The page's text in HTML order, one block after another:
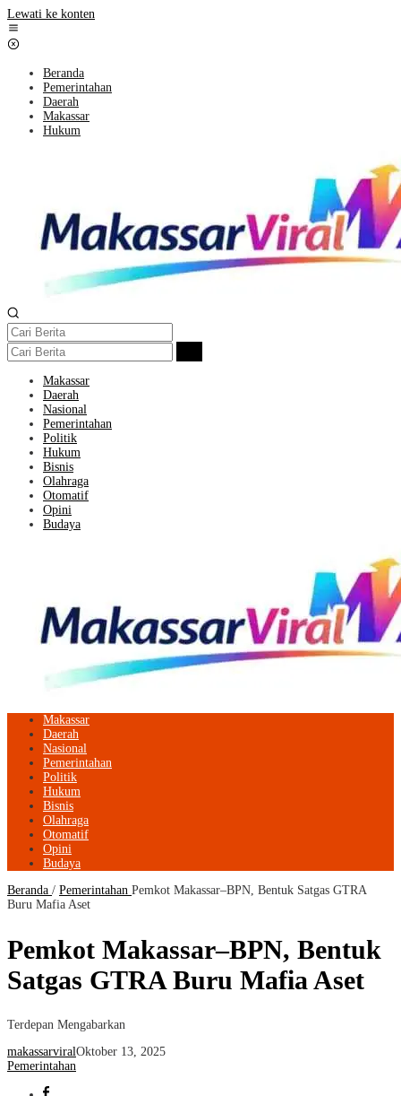
Lewati ke konten
Beranda
Pemerintahan
Daerah
Makassar
Hukum
Makassar
Daerah
Nasional
Pemerintahan
Politik
Hukum
Bisnis
Olahraga
Otomatif
Opini
Budaya
Makassar
Daerah
Nasional
Pemerintahan
Politik
Hukum
Bisnis
Olahraga
Otomatif
Opini
Budaya
Beranda / Pemerintahan Pemkot Makassar–BPN, Bentuk Satgas GTRA
Buru Mafia Aset
Pemkot Makassar–BPN, Bentuk
Satgas GTRA Buru Mafia Aset
Terdepan Mengabarkan
makassarviralOktober 13, 2025
Pemerintahan